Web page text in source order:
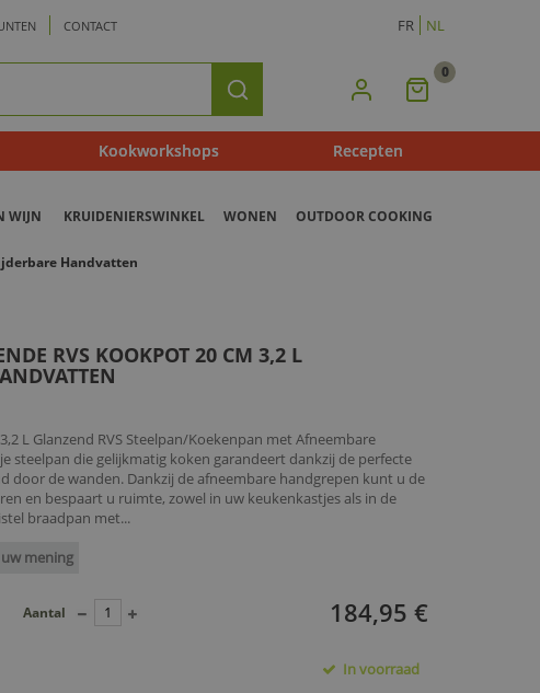
CONTACT FR NL
Zoeken Mijn
0
Kookworkshops Recepten
WIJN KRUIDENIERSWINKEL WONEN OUTDOOR COOKING
Handvatten
RVS KOOKPOT 20 CM 3,2 L
L Glanzend RVS Steelpan/Koekenpan met Afneembare
steelpan die gelijkmatig koken garandeert dankzij de perfecte
door de wanden. Dankzij de afneembare handgrepen kunt u de
en bespaart u ruimte, zowel in uw keukenkastjes als in de
braadpan met...
uw mening
184,95 €
Aantal
In voorraad